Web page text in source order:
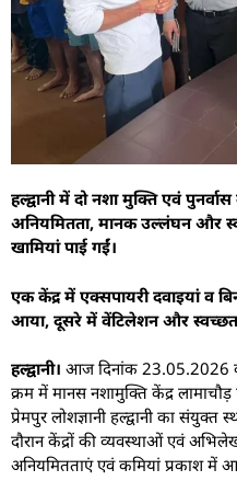
हल्द्वानी में दो नशा मुक्ति एवं
अनियमितता, मानक उल्लंघन और
खामियां पाई गईं।
एक केंद्र में एक्सपायरी दवाइयां व
आया, दूसरे में वेंटिलेशन और
हल्द्वानी। आज दिनांक 23.05.2026
क्रम में मानस नशामुक्ति केंद्र
प्रेमपुर लोशज्ञानी हल्द्वानी का संयुक्त
दौरान केंद्रों की व्यवस्थाओं एवं
अनियमितताएं एवं कमियां प्रकाश में